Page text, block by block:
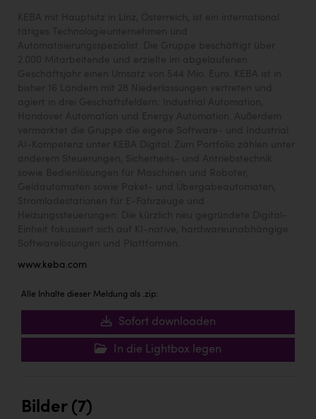
www.keba.com
Alle Inhalte dieser Meldung als .zip:
Sofort downloaden
In die Lightbox legen
Bilder (7)